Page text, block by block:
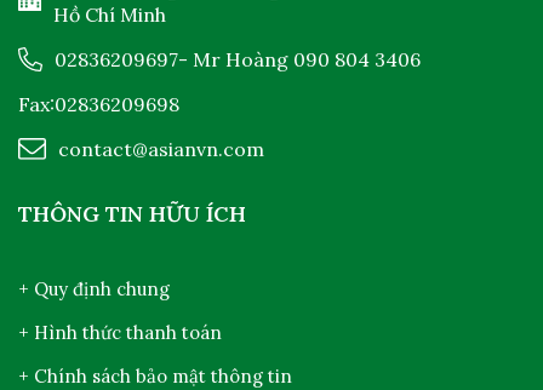
Hồ Chí Minh
02836209697- Mr Hoàng 090 804 3406
Fax:02836209698
contact@asianvn.com
THÔNG TIN HỮU ÍCH
+ Quy định chung
+ Hình thức thanh toán
+ Chính sách bảo mật thông tin